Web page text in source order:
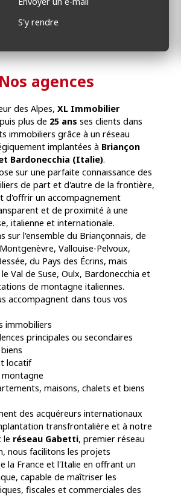
S'y rendre
Nos agences
des Alpes, XL Immobilier
plus de 25 ans ses clients dans
immobiliers grâce à un réseau
implantées à Briançon
Bardonecchia (Italie).
sur une parfaite connaissance des
de part et d'autre de la frontière,
d'offrir un accompagnement
et de proximité à une
italienne et internationale.
sur l'ensemble du Briançonnais, de
Vallouise-Pelvoux,
du Pays des Écrins, mais
Val de Suse, Oulx, Bardonecchia et
de montagne italiennes.
accompagnent dans tous vos
immobiliers
principales ou secondaires
locatif
maisons, chalets et biens
des acquéreurs internationaux
transfrontalière et à notre
le réseau Gabetti, premier réseau
nous facilitons les projets
la France et l'Italie en offrant un
capable de maîtriser les
fiscales et commerciales des